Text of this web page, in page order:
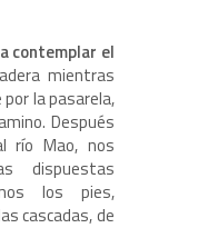
contemplar el
mientras
la pasarela,
Después
río Mao, nos
dispuestas
los pies,
cascadas, de